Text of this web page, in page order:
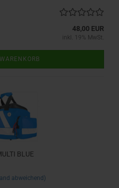
48,00 EUR
inkl. 19% MwSt.
BLUE
abweichend)